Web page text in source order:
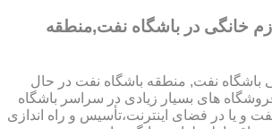
خانگی در باشگاه نفت,منطقه
باشگاه نفت, منطقه باشگاه نفت در حال
های بسیار زیادی در سراسر باشگاه
و یا در فضای اینترنت،تأسیس و راه اندازی